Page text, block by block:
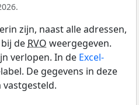
zijn, naast alle adressen,
de RVO weergegeven.
verlopen. In de Excel-
De gegevens in deze